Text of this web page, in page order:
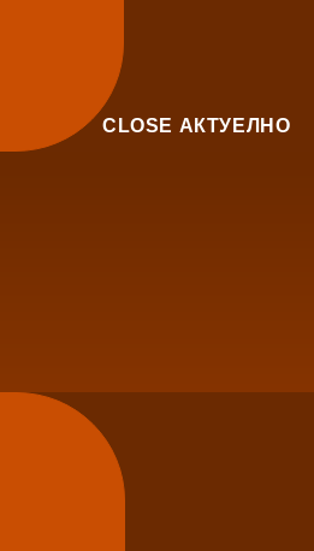
CLOSE АКТУЕЛНО